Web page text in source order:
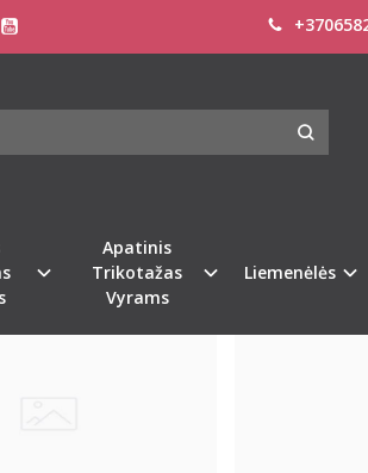
Apatinis
Trikotažas
Vyrams
Liemenėlės
- SKIRT
-13